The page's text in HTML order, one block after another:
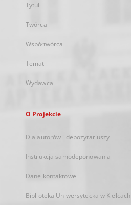
Tytuł
Twórca
Współtwórca
Temat
Wydawca
O Projekcie
Dla autorów i depozytariuszy
Instrukcja samodeponowania
Dane kontaktowe
Biblioteka Uniwersytecka w Kielcach